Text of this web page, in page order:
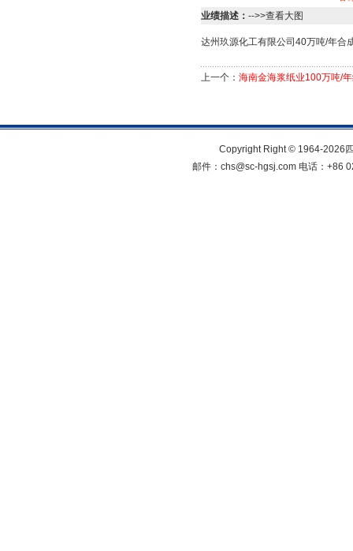
业绩描述： -->>查看大图
达州玖源化工有限公司40万吨/年合
上一个： 海南金海浆纸业100万吨/
Copyright Right © 1964-2026
邮件：chs@sc-hgsj.com 电话：